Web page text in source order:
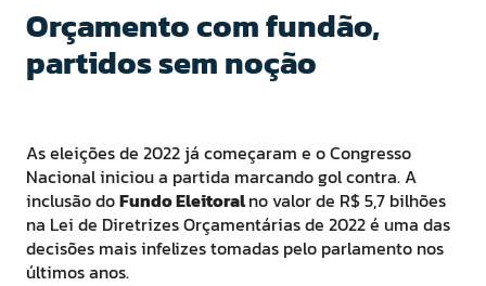
Orçamento com fundão,
partidos sem noção
As eleições de 2022 já começaram e o Congresso
Nacional iniciou a partida marcando gol contra. A
inclusão doFundo Eleitoralno valor de R$ 5,7 bilhões
na Lei de Diretrizes Orçamentárias de 2022 é uma das
decisões mais infelizes tomadas pelo parlamento nos
últimos anos.